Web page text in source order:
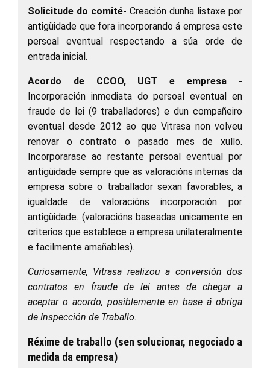
Solicitude do comité- Creación dunha listaxe por
antigüidade que fora incorporando á empresa este
persoal eventual respectando a súa orde de
entrada inicial.
Acordo de CCOO, UGT e empresa -
Incorporación inmediata do persoal eventual en
fraude de lei (9 traballadores) e dun compañeiro
eventual desde 2012 ao que Vitrasa non volveu
renovar o contrato o pasado mes de xullo.
Incorporarase ao restante persoal eventual por
antigüidade sempre que as valoracións internas da
empresa sobre o traballador sexan favorables, a
igualdade de valoracións incorporación por
antigüidade. (valoracións baseadas unicamente en
criterios que establece a empresa unilateralmente
e facilmente amañables).
Curiosamente, Vitrasa realizou a conversión dos
contratos en fraude de lei antes de chegar a
aceptar o acordo, posiblemente en base á obriga
de Inspección de Traballo.
Réxime de traballo (sen solucionar, negociado a
medida da empresa)